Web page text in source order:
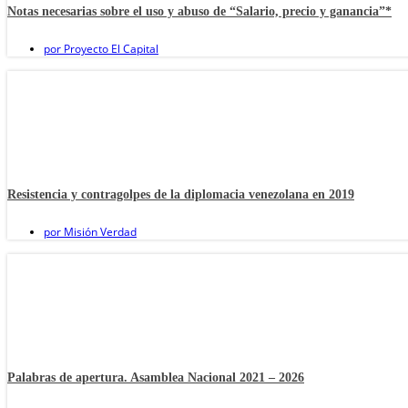
Notas necesarias sobre el uso y abuso de “Salario, precio y ganancia”*
por Proyecto El Capital
Resistencia y contragolpes de la diplomacia venezolana en 2019
por Misión Verdad
Palabras de apertura. Asamblea Nacional 2021 – 2026